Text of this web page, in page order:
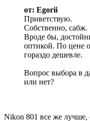
от: Egorii
Приветствую.
Собственно, сабж.
Вроде бы,
оптикой. По цене
гораздо дешевле.
Вопрос выбора в
или нет?
Nikon 801 все же лучше,